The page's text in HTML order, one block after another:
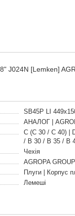
J024N [Lemken]
SB45P LI
АНАЛОГ |
C (C 30 / C 40) |
/ B 30 / B 35 / B
Чехія
AGROPA GROUP
Плуги | Корпус
Лемеші